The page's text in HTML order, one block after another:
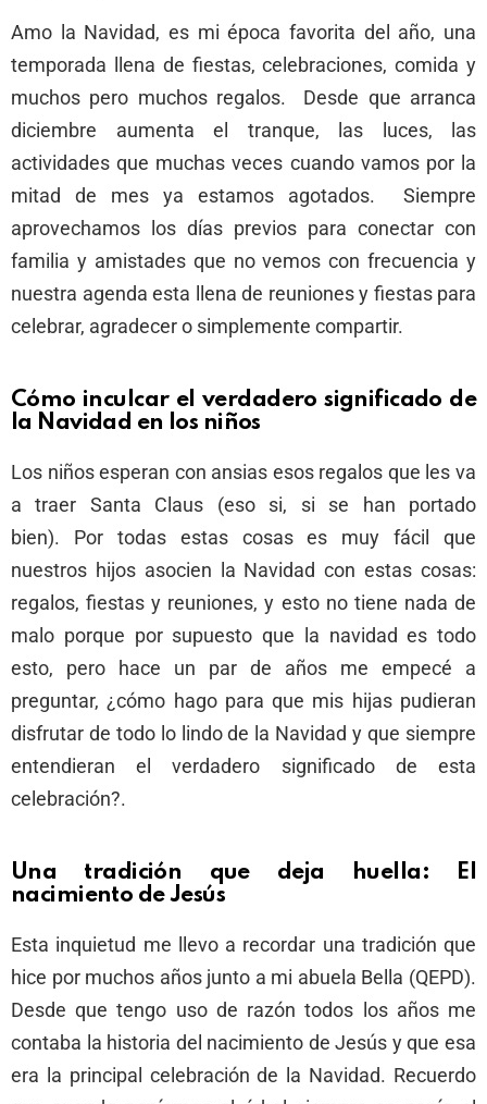
Amo la Navidad, es mi época favorita del año, una
temporada llena de fiestas, celebraciones, comida y
muchos pero muchos regalos. Desde que arranca
diciembre aumenta el tranque, las luces, las
actividades que muchas veces cuando vamos por la
mitad de mes ya estamos agotados. Siempre
aprovechamos los días previos para conectar con
familia y amistades que no vemos con frecuencia y
nuestra agenda esta llena de reuniones y fiestas para
celebrar, agradecer o simplemente compartir.
Cómo inculcar el verdadero significado de
la Navidad en los niños
Los niños esperan con ansias esos regalos que les va
a traer Santa Claus (eso si, si se han portado
bien). Por todas estas cosas es muy fácil que
nuestros hijos asocien la Navidad con estas cosas:
regalos, fiestas y reuniones, y esto no tiene nada de
malo porque por supuesto que la navidad es todo
esto, pero hace un par de años me empecé a
preguntar, ¿cómo hago para que mis hijas pudieran
disfrutar de todo lo lindo de la Navidad y que siempre
entendieran el verdadero significado de esta
celebración?.
Una tradición que deja huella: El
nacimiento de Jesús
Esta inquietud me llevo a recordar una tradición que
hice por muchos años junto a mi abuela Bella (QEPD).
Desde que tengo uso de razón todos los años me
contaba la historia del nacimiento de Jesús y que esa
era la principal celebración de la Navidad. Recuerdo